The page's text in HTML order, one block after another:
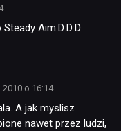
Aim:D:D:D
2010 o 16:14
A jak myslisz
nawet przez ludzi,